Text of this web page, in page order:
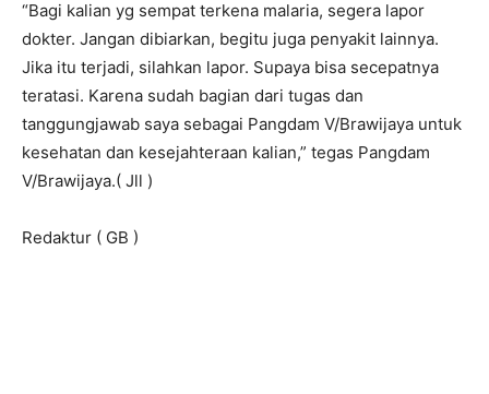
“Bagi kalian yg sempat terkena malaria, segera lapor
dokter. Jangan dibiarkan, begitu juga penyakit lainnya.
Jika itu terjadi, silahkan lapor. Supaya bisa secepatnya
teratasi. Karena sudah bagian dari tugas dan
tanggungjawab saya sebagai Pangdam V/Brawijaya untuk
kesehatan dan kesejahteraan kalian,” tegas Pangdam
V/Brawijaya.( Jll )
Redaktur ( GB )